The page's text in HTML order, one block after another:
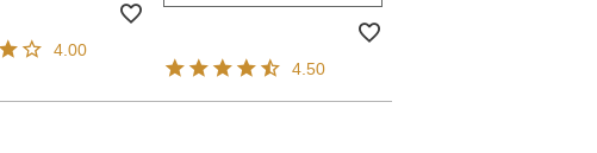
4.00
4.50